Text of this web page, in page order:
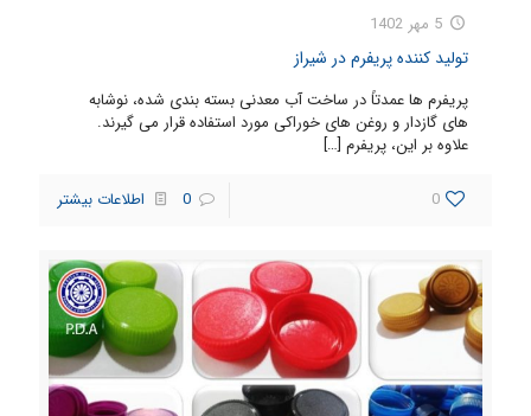
5 مهر 1402
تولید کننده پریفرم در شیراز
پریفرم ها عمدتاً در ساخت آب معدنی بسته بندی شده، نوشابه
های گازدار و روغن های خوراکی مورد استفاده قرار می گیرند.
علاوه بر این، پریفرم […]
0
0 اطلاعات بیشتر